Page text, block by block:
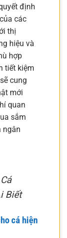
định
các
thị
hiệu và
hợp
tiết kiệm
cung
mới
quan
sắm
ngân
Biết
cá hiện